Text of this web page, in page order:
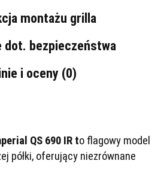
montażu grilla
dot. bezpieczeństwa
i oceny (0)
QS 690 IR to flagowy model
półki, oferujący niezrównane